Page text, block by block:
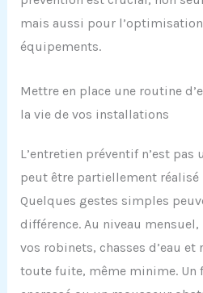
mais aussi pour
équipements.
Mettre en place une routine
la vie de vos installations
L’entretien préventif n’est pas
peut être partiellement réalisé
Quelques gestes simples
différence. Au niveau
vos robinets, chasses d’eau
toute fuite, même minime. Un